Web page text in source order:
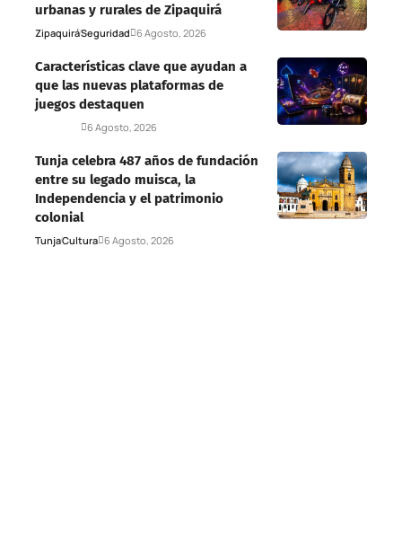
urbanas y rurales de Zipaquirá
ZipaquiráSeguridad 6 Agosto, 2026
Características clave que ayudan a
que las nuevas plataformas de
juegos destaquen
6 Agosto, 2026
Tunja celebra 487 años de fundación
entre su legado muisca, la
Independencia y el patrimonio
colonial
TunjaCultura 6 Agosto, 2026